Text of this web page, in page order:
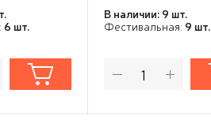
6 шт.
В наличии: 9 шт.
Фестивальная: 9 шт.